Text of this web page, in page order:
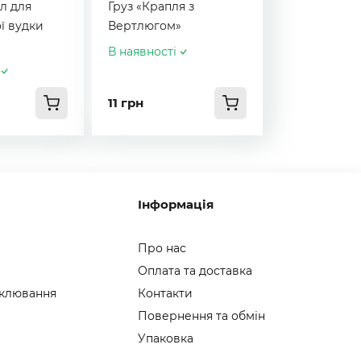
для
вудки
Груз «Крапля з
Вертлюгом»
В наявності
11 грн
Інформація
Про нас
Оплата та доставка
Контакти
Повернення та обмін
Упаковка